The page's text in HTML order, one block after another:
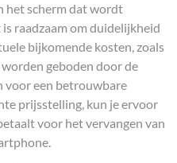
het scherm dat wordt
raadzaam om duidelijkheid
bijkomende kosten, zoals
geboden door de
voor een betrouwbare
prijsstelling, kun je ervoor
voor het vervangen van